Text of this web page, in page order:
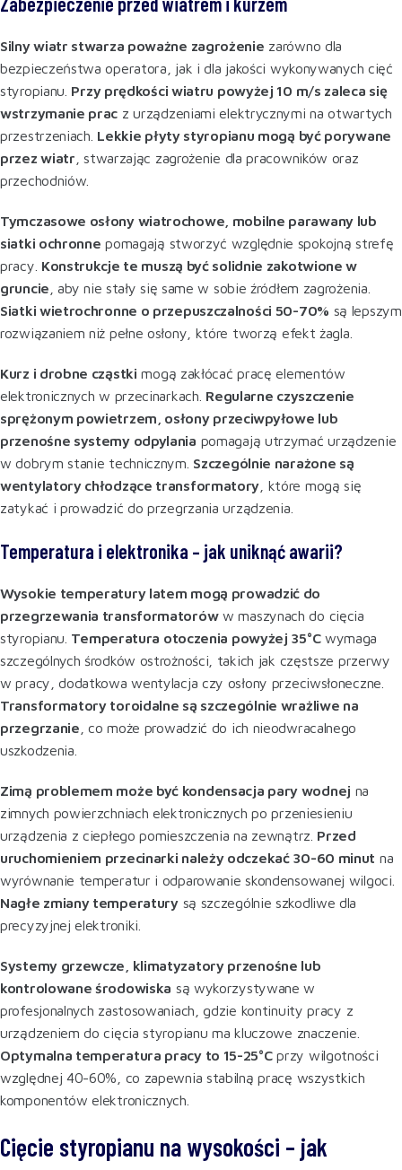
Silny wiatr stwarza poważne zagrożenie zarówno dla
bezpieczeństwa operatora, jak i dla jakości wykonywanych cięć
styropianu. Przy prędkości wiatru powyżej 10 m/s zaleca się
wstrzymanie prac z urządzeniami elektrycznymi na otwartych
przestrzeniach. Lekkie płyty styropianu mogą być porywane
przez wiatr , stwarzając zagrożenie dla pracowników oraz
przechodniów.
Tymczasowe osłony wiatrochowe, mobilne parawany lub
siatki ochronne pomagają stworzyć względnie spokojną strefę
pracy. Konstrukcje te muszą być solidnie zakotwione w
gruncie , aby nie stały się same w sobie źródłem zagrożenia.
Siatki wietrochronne o przepuszczalności 50-70% są lepszym
rozwiązaniem niż pełne osłony, które tworzą efekt żagla
Kurz i drobne cząstki mogą zakłócać pracę elementów
elektronicznych w przecinarkach. Regularne czyszczenie
sprężonym powietrzem, osłony przeciwpyłowe lub
przenośne systemy odpylania pomagają utrzymać urządzenie
w dobrym stanie technicznym. Szczególnie narażone są
wentylatory chłodzące transformatory , które mogą się
zatykać i prowadzić do przegrzania urządzenia
Temperatura i elektronika – jak uniknąć awarii?
Wysokie temperatury latem mogą prowadzić do
przegrzewania transformatoróww maszynach do cięcia
styropianu. Temperatura otoczenia powyżej 35°Cwymaga
szczególnych środków ostrożności, takich jak częstsze przerwy
w pracy, dodatkowa wentylacja czy osłony przeciwsłoneczne.
Transformatory toroidalne są szczególnie wrażliwe na
przegrzanie , co może prowadzić do ich nieodwracalnego
uszkodzenia
Zimą problemem może być kondensacja pary wodnej na
zimnych powierzchniach elektronicznych po przeniesieniu
urządzenia z ciepłego pomieszczenia na zewnątrz. Przed
uruchomieniem przecinarki należy odczekać 30-60 minut na
wyrównanie temperatur i odparowanie skondensowanej wilgoci.
Nagłe zmiany temperaturysą szczególnie szkodliwe dla
precyzyjnej elektroniki
Systemy grzewcze, klimatyzatory przenośne lub
kontrolowane środowiska są wykorzystywane w
profesjonalnych zastosowaniach, gdzie kontinuity pracy z
urządzeniem do cięcia styropianu ma kluczowe znaczenie.
Optymalna temperatura pracy to 15-25°Cprzy wilgotności
względnej 40-60%, co zapewnia stabilną pracę wszystkich
komponentów elektronicznych
Cięcie styropianu na wysokości – jak